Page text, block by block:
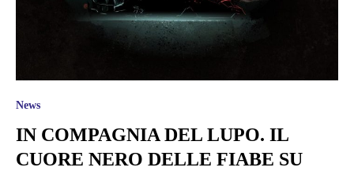
News
IN COMPAGNIA DEL LUPO. IL
CUORE NERO DELLE FIABE SU